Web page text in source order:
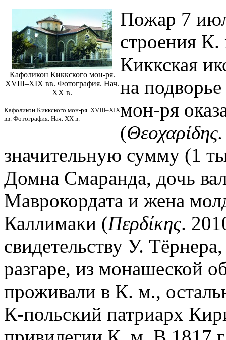
Кафоликон Киккского мон-ря.
XVIII–XIX вв. Фотография. Нач.
XX в.
Кафоликон Киккского мон-ря. XVIII–XIX
вв. Фотография. Нач. XX в.
Пожар 7
строения
Киккская
на
мон-ря
(Θεοχαρίδης.
значительную сумму (1
Домна Смаранда, дочь
Маврокордата и жена
Каллимаки (Περδίκης.
свидетельству У.
разгаре, из монашеской
проживали в К. м.,
К-польский патриарх